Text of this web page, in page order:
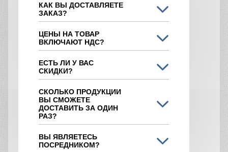
КАК ВЫ ДОСТАВЛЯЕТЕ
ЗАКАЗ?
ЦЕНЫ НА ТОВАР
ВКЛЮЧАЮТ НДС?
ЕСТЬ ЛИ У ВАС
СКИДКИ?
СКОЛЬКО ПРОДУКЦИИ
ВЫ СМОЖЕТЕ
ДОСТАВИТЬ ЗА ОДИН
РАЗ?
ВЫ ЯВЛЯЕТЕСЬ
ПОСРЕДНИКОМ?